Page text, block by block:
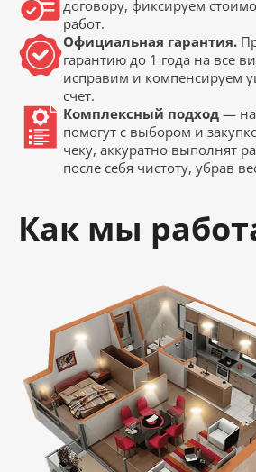
договору, фиксируем
работ.
Официальная гарантия.
гарантию до 1 года на все
исправим и компенсируем
счет.
Комплексный подход —
помогут с выбором и
чеку, аккуратно выполнят
после себя чистоту, убрав
Как мы